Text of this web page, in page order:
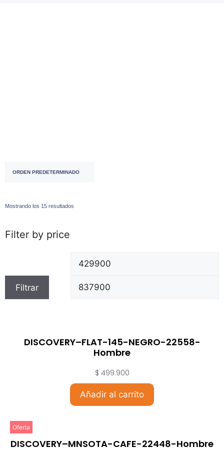
Mostrando los 15 resultados
Filter by price
Filtrar
DISCOVERY–FLAT-145-NEGRO-22558-
Hombre
$ 499.900
Añadir al carrito
Oferta
DISCOVERY–MNSOTA-CAFE-22448-Hombre